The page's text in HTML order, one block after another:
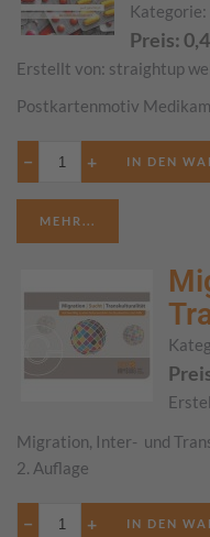
Kategorie:
Preis:
Erstellt von: straightup
Postkartenmotiv
− +
MEHR...
Migration, Inter- und
2. Auflage
− +